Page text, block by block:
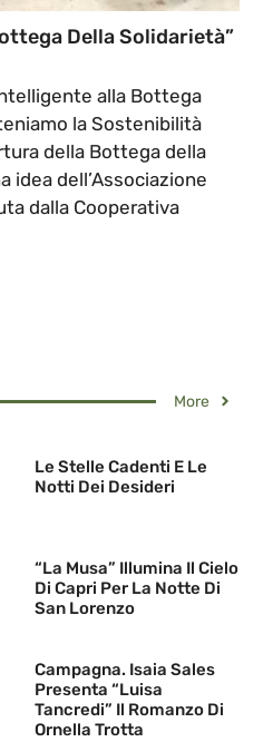
Della Solidarietà”
alla Bottega
la Sostenibilità
della Bottega della
idea dell’Associazione
dalla Cooperativa
More
Le Stelle Cadenti E Le
Notti Dei Desideri
“La Musa” Illumina Il Cielo
Di Capri Per La Notte Di
San Lorenzo
Campagna. Isaia Sales
Presenta “Luisa
Tancredi” Il Romanzo Di
Ornella Trotta